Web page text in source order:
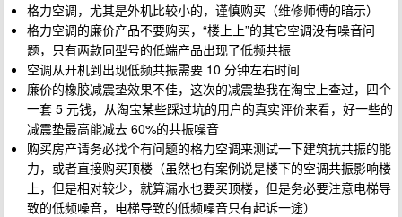
格力空调，尤其是外机比较小的，谨慎购买（维修师傅的暗示）
格力空调的廉价产品不要购买，“楼上上”的其它空调没有噪音问
题，只有两款同型号的低端产品出现了低频共振
空调从开机到出现低频共振需要 10 分钟左右时间
廉价的橡胶减震垫效果不佳，这次的减震垫我在淘宝上查过，四个
一套 5 元钱，从淘宝某些踩过坑的用户的真实评价来看，好一些的
减震垫最高能减去 60%的共振噪音
购买房产请务必找个有问题的格力空调来测试一下建筑抗共振的能
力，或者直接购买顶楼（虽然也有案例说是楼下的空调共振影响楼
上，但是相对较少，就算漏水也要买顶楼，但是务必要注意电梯导
致的低频噪音，电梯导致的低频噪音只有起诉一途）